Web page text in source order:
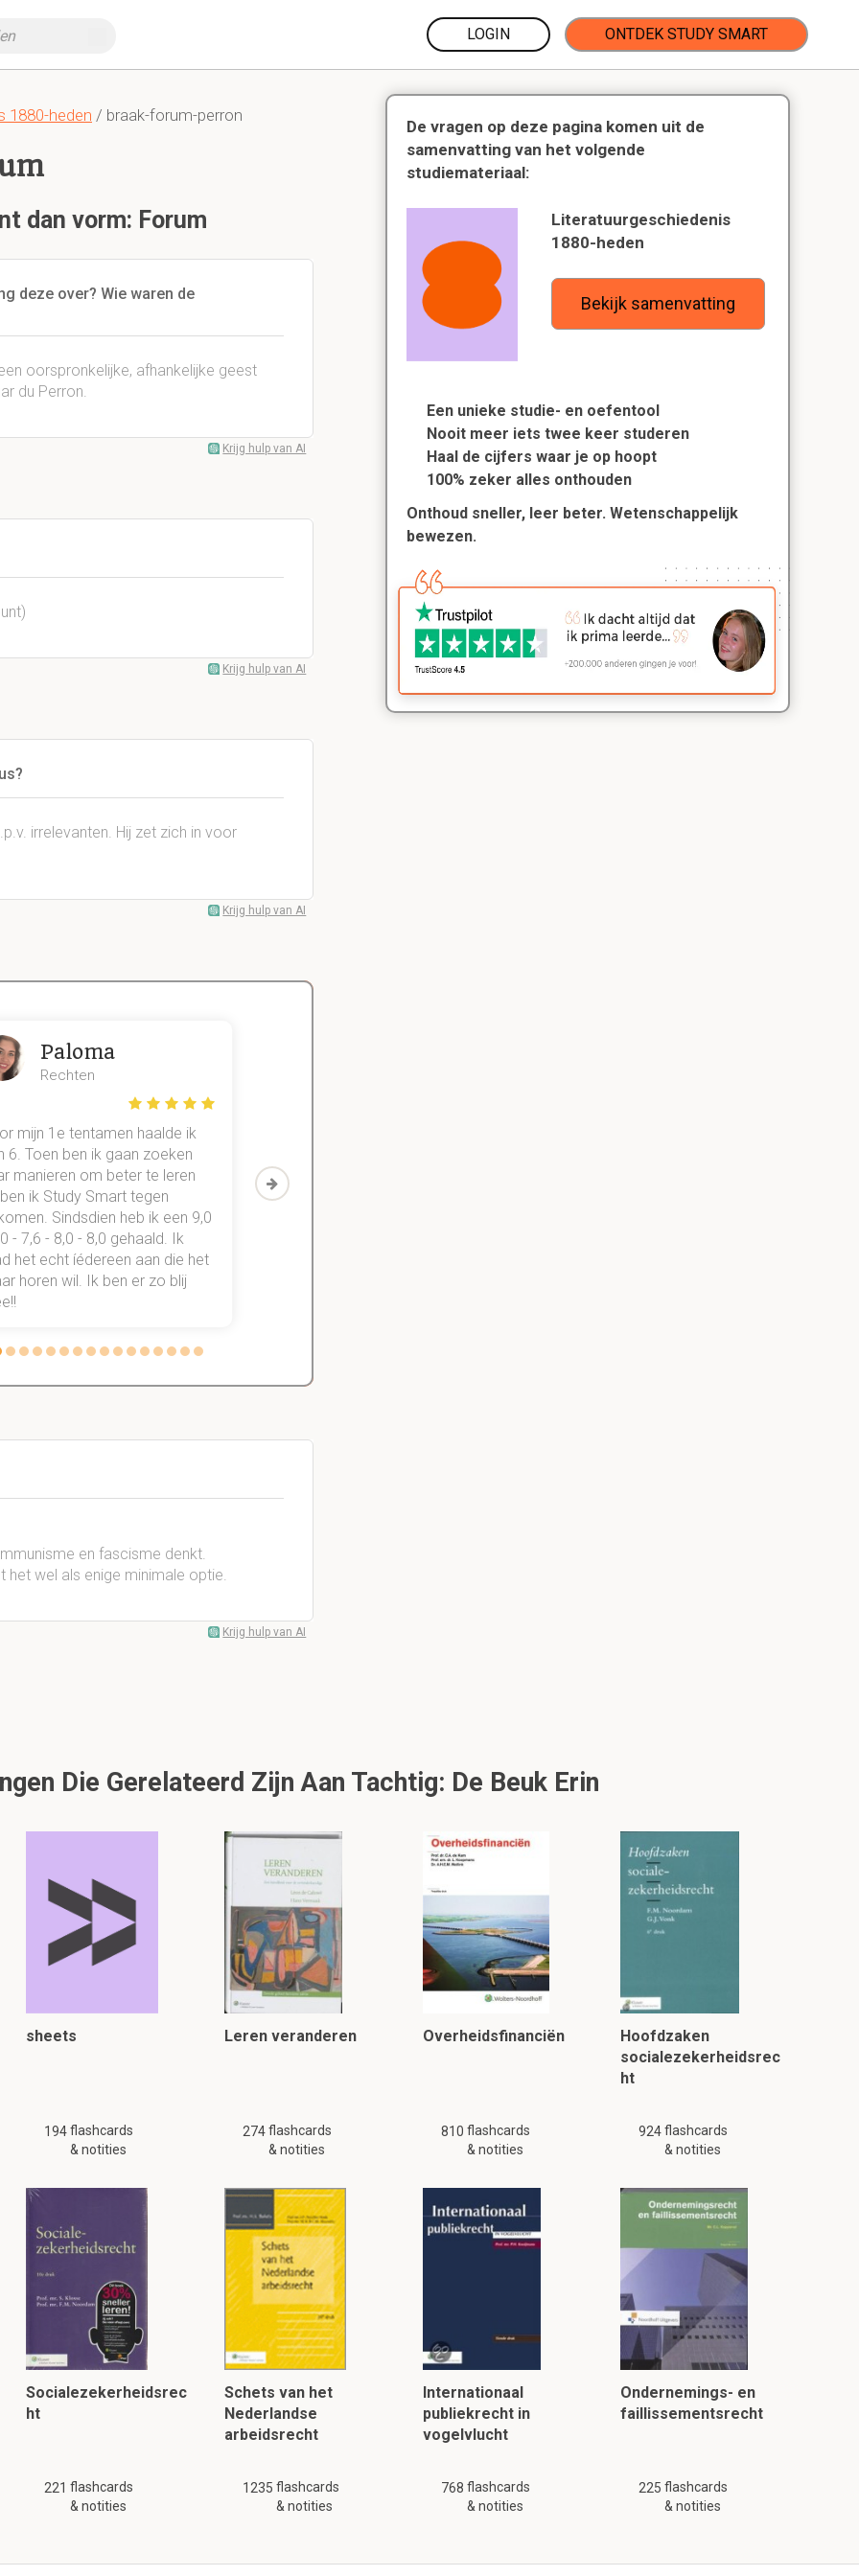
LOGIN ONTDEK STUDY SMART
1880-heden / braak-forum-perron
dan vorm: Forum
deze over? Wie waren de
oorspronkelijke, afhankelijke geest
du Perron.
Krijg hulp van AI
Krijg hulp van AI
irrelevanten. Hij zet zich in voor
Krijg hulp van AI
Paloma
Rechten
mijn 1e tentamen haalde ik
6. Toen ben ik gaan zoeken
manieren om beter te leren
ik Study Smart tegen
Sindsdien heb ik een 9,0
- 7,6 - 8,0 - 8,0 gehaald. Ik
het echt íédereen aan die het
horen wil. Ik ben er zo blij
vakken. Sinds ik mijn
aantekeningen digitaal maak in
en fascisme denkt.
het wel als enige minimale optie.
Krijg hulp van AI
De vragen op deze pagina komen uit de
samenvatting van het volgende
studiemateriaal:
Literatuurgeschiedenis
1880-heden
Bekijk samenvatting
Een unieke studie- en oefentool
Nooit meer iets twee keer studeren
Haal de cijfers waar je op hoopt
100% zeker alles onthouden
Onthoud sneller, leer beter. Wetenschappelijk
bewezen.
Die Gerelateerd Zijn Aan Tachtig: De Beuk Erin
sheets
194 flashcards
& notities
Leren veranderen
274flashcards
& notities
Overheidsfinanciën
810 flashcards
& notities
Hoofdzaken
socialezekerheidsrec
ht
924 flashcards
& notities
Socialezekerheidsrec
ht
221 flashcards
& notities
Schets van het
Nederlandse
arbeidsrecht
1235 flashcards
& notities
Internationaal
publiekrecht in
vogelvlucht
768 flashcards
& notities
Ondernemings- en
faillissementsrecht
225 flashcards
& notities